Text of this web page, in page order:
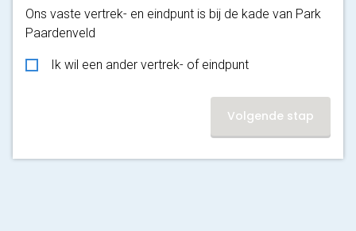
Ons vaste vertrek- en eindpunt is bij de kade van Park
Paardenveld
Ik wil een ander vertrek- of eindpunt
Volgende stap